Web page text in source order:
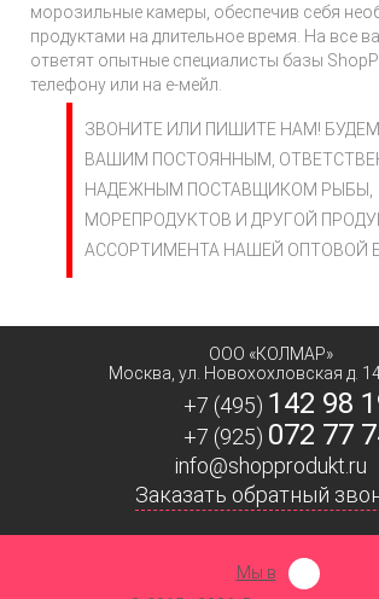
морозильные камеры, обеспечив себя
продуктами на длительное время. На все
ответят опытные специалисты базы
телефону или на е-мейл.
ЗВОНИТЕ ИЛИ ПИШИТЕ НАМ!
ВАШИМ ПОСТОЯННЫМ,
НАДЕЖНЫМ ПОСТАВЩИКОМ РЫБЫ,
МОРЕПРОДУКТОВ И ДРУГОЙ
АССОРТИМЕНТА НАШЕЙ ОПТОВОЙ
ООО «КОЛМАР»
Москва, ул. Новохохловская д.
+7 (495) 142 98
+7 (925) 072 77
info@shopprodukt.ru
Заказать обратный
Мы в